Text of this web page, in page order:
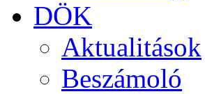
DÖK
Aktualitások
Beszámoló